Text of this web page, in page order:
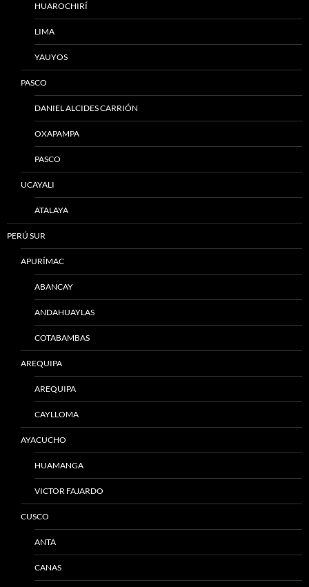
HUAROCHIRÍ
LIMA
YAUYOS
PASCO
DANIEL ALCIDES CARRIÓN
OXAPAMPA
PASCO
UCAYALI
ATALAYA
PERÚ SUR
APURÍMAC
ABANCAY
ANDAHUAYLAS
COTABAMBAS
AREQUIPA
AREQUIPA
CAYLLOMA
AYACUCHO
HUAMANGA
VICTOR FAJARDO
CUSCO
ANTA
CANAS